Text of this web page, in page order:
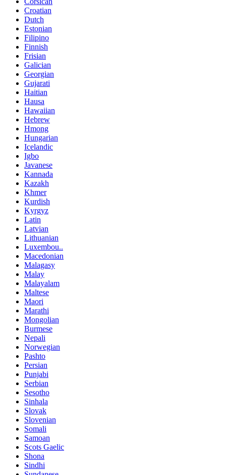
Croatian
Dutch
Estonian
Filipino
Finnish
Frisian
Galician
Georgian
Gujarati
Haitian
Hausa
Hawaiian
Hebrew
Hmong
Hungarian
Icelandic
Igbo
Javanese
Kannada
Kazakh
Khmer
Kurdish
Kyrgyz
Latin
Latvian
Lithuanian
Luxembou..
Macedonian
Malagasy
Malay
Malayalam
Maltese
Maori
Marathi
Mongolian
Burmese
Nepali
Norwegian
Pashto
Persian
Punjabi
Serbian
Sesotho
Sinhala
Slovak
Slovenian
Somali
Samoan
Scots Gaelic
Shona
Sindhi